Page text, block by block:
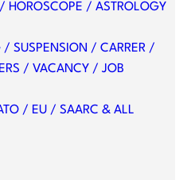
HOROSCOPE / ASTROLOGY
/ SUSPENSION / CARRER /
/ VACANCY / JOB
/ EU / SAARC & ALL